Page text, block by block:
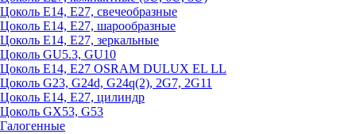
Цоколь Е14, Е27, свечеобразные
Цоколь Е14, Е27, шарообразные
Цоколь Е14, Е27, зеркальные
Цоколь GU5.3, GU10
Цоколь Е14, Е27 OSRAM DULUX EL LL
Цоколь G23, G24d, G24q(2), 2G7, 2G11
Цоколь Е14, Е27, цилиндр
Цоколь GX53, G53
Галогенные